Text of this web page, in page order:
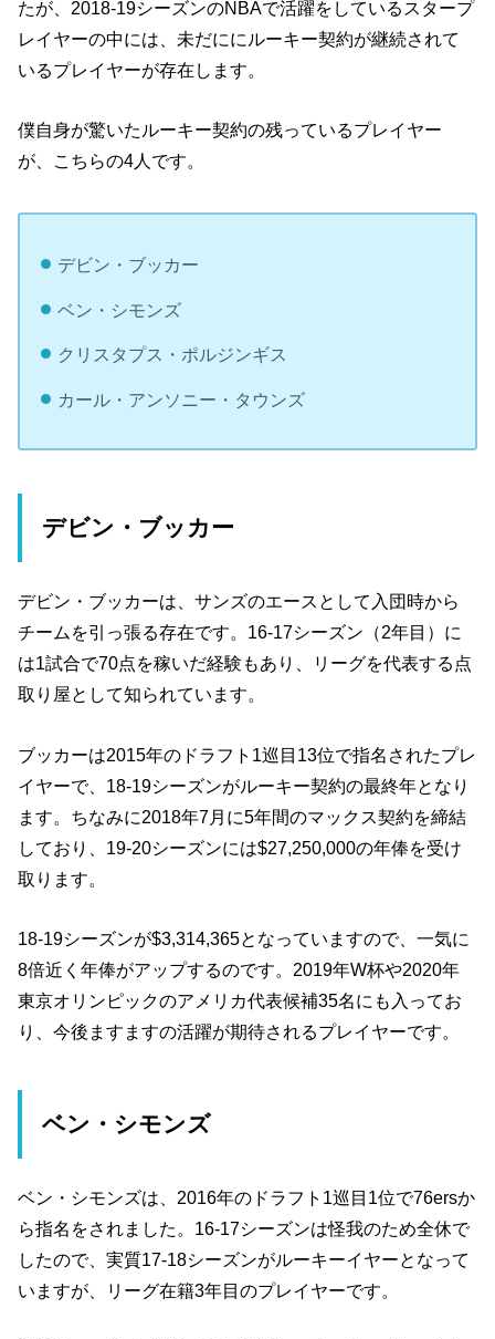
たが、2018-19シーズンのNBAで活躍をしているスタープ
レイヤーの中には、未だににルーキー契約が継続されて
いるプレイヤーが存在します。
僕自身が驚いたルーキー契約の残っているプレイヤー
が、こちらの4人です。
デビン・ブッカー
ベン・シモンズ
クリスタプス・ポルジンギス
カール・アンソニー・タウンズ
デビン・ブッカー
デビン・ブッカーは、サンズのエースとして入団時から
チームを引っ張る存在です。16-17シーズン（2年目）に
は1試合で70点を稼いだ経験もあり、リーグを代表する点
取り屋として知られています。
ブッカーは2015年のドラフト1巡目13位で指名されたプレ
イヤーで、18-19シーズンがルーキー契約の最終年となり
ます。ちなみに2018年7月に5年間のマックス契約を締結
しており、19-20シーズンには$27,250,000の年俸を受け
取ります。
18-19シーズンが$3,314,365となっていますので、一気に
8倍近く年俸がアップするのです。2019年W杯や2020年
東京オリンピックのアメリカ代表候補35名にも入ってお
り、今後ますますの活躍が期待されるプレイヤーです。
ベン・シモンズ
ベン・シモンズは、2016年のドラフト1巡目1位で76ersか
ら指名をされました。16-17シーズンは怪我のため全休で
したので、実質17-18シーズンがルーキーイヤーとなって
いますが、リーグ在籍3年目のプレイヤーです。